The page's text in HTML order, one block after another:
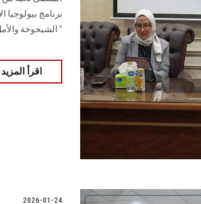
" الشيخوخة
اقرأ المزيد
2026-01-24